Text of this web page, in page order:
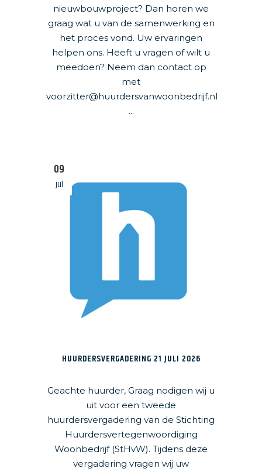
nieuwbouwproject? Dan horen we
graag wat u van de samenwerking en
het proces vond. Uw ervaringen
helpen ons. Heeft u vragen of wilt u
meedoen? Neem dan contact op
met
voorzitter@huurdersvanwoonbedrijf.nl
...
09
jul
HUURDERSVERGADERING 21 JULI 2026
Geachte huurder, Graag nodigen wij u
uit voor een tweede
huurdersvergadering van de Stichting
Huurdersvertegenwoordiging
Woonbedrijf (StHvW). Tijdens deze
vergadering vragen wij uw